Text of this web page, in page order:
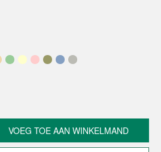
VOEG TOE AAN WINKELMAND